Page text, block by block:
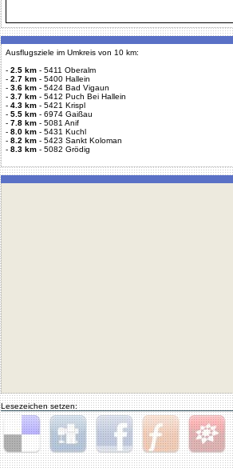
Ausflugsziele im Umkreis von 10 km:
- 2.5 km - 5411 Oberalm
- 2.7 km - 5400 Hallein
- 3.6 km - 5424 Bad Vigaun
- 3.7 km - 5412 Puch Bei Hallein
- 4.3 km - 5421 Krispl
- 5.5 km - 6974 Gaißau
- 7.8 km - 5081 Anif
- 8.0 km - 5431 Kuchl
- 8.2 km - 5423 Sankt Koloman
- 8.3 km - 5082 Grödig
Lesezeichen setzen:
Delicious Digg Facebook Furl StudiVZ